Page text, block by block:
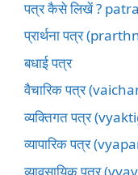
पत्र कैसे लिखें ?
प्रार्थना पत्र
बधाई पत्र
वैचारिक पत्र
व्यक्तिगत पत्र
व्यापारिक पत्र
व्यावसायिक पत्र